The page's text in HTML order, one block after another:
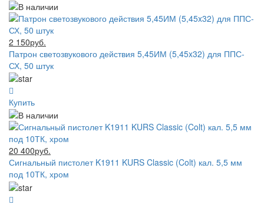
2 150руб.
Патрон светозвукового действия 5,45ИМ (5,45x32) для ППС-
СХ, 50 штук
Купить
20 400руб.
Сигнальный пистолет K1911 KURS Classic (Colt) кал. 5,5 мм
под 10ТК, хром